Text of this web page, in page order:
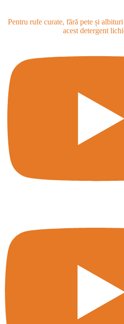
Pentru rufe curate, fără pete și
acest detergent